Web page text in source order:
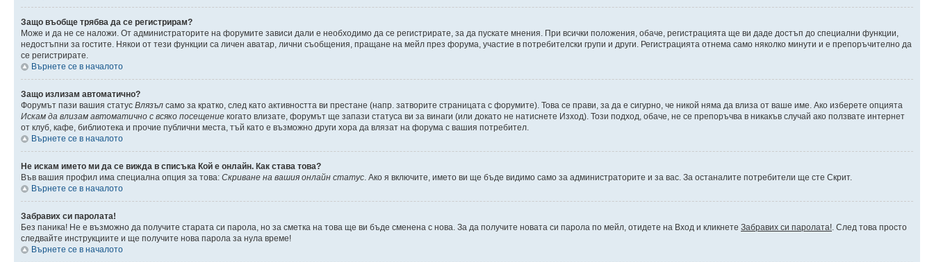
Защо въобще трябва да се регистрирам?
Може и да не се наложи. От администраторите на форумите зависи дали е необходимо да се регистрирате, за да пускате мнения. При всички положения, обаче, регистрацията ще ви даде достъп до специални функции,
недостъпни за гостите. Някои от тези функции са личен аватар, лични съобщения, пращане на мейл през форума, участие в потребителски групи и други. Регистрацията отнема само няколко минути и е препоръчително да
се регистрирате.
Върнете се в началото
Защо излизам автоматично?
Форумът пази вашия статус Влязъл само за кратко, след като активността ви престане (напр. затворите страницата с форумите). Това се прави, за да е сигурно, че никой няма да влиза от ваше име. Ако изберете опцията
Искам да влизам автоматично с всяко посещение когато влизате, форумът ще запази статуса ви за винаги (или докато не натиснете Изход). Този подход, обаче, не се препоръчва в никакъв случай ако ползвате интернет
от клуб, кафе, библиотека и прочие публични места, тъй като е възможно други хора да влязат на форума с вашия потребител.
Върнете се в началото
Не искам името ми да се вижда в списъка Кой е онлайн. Как става това?
Във вашия профил има специална опция за това: Скриване на вашия онлайн статус . Ако я включите, името ви ще бъде видимо само за администраторите и за вас. За останалите потребители ще сте Скрит.
Върнете се в началото
Забравих си паролата!
Без паника! Не е възможно да получите старата си парола, но за сметка на това ще ви бъде сменена с нова. За да получите новата си парола по мейл, отидете на Вход и кликнете Забравих си паролата! . След това просто
следвайте инструкциите и ще получите нова парола за нула време!
Върнете се в началото